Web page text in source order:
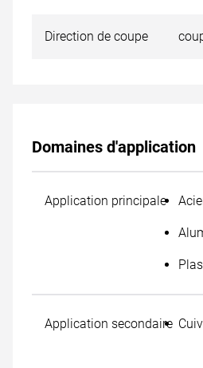
Direction de coupe
Domaines d'application
Application principale
Application secondaire